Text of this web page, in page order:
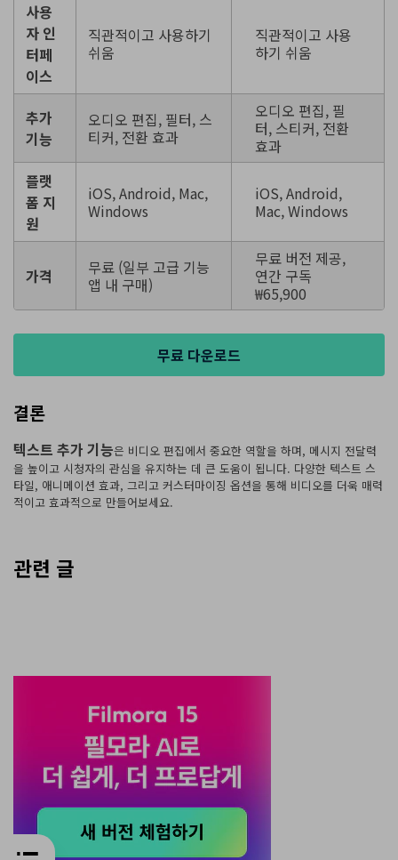
사용
자 인
터페
이스
직관적이고 사용하기
쉬움
직관적이고 사용
하기 쉬움
추가
기능
오디오 편집, 필터, 스
티커, 전환 효과
오디오 편집, 필
터, 스티커, 전환
효과
플랫
폼 지
원
iOS, Android, Mac,
Windows
iOS, Android,
Mac, Windows
가격
무료 (일부 고급 기능
앱 내 구매)
무료 버전 제공,
연간 구독
₩65,900
무료 다운로드
결론
텍스트 추가 기능은 비디오 편집에서 중요한 역할을 하며, 메시지 전달력
을 높이고 시청자의 관심을 유지하는 데 큰 도움이 됩니다. 다양한 텍스트 스
타일, 애니메이션 효과, 그리고 커스터마이징 옵션을 통해 비디오를 더욱 매력
적이고 효과적으로 만들어보세요.
관련 글